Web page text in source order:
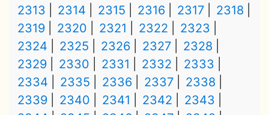
2313
2314 2315 2316 2317
2318
2319
2320 2321 2322
2323
2324
2325 2326 2327
2328
2329
2330 2331 2332
2333
2334
2335 2336 2337
2338
2339
2340 2341 2342
2343